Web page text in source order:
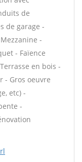
de
de garage -
-
- Faïence
en bois -
- Gros oeuvre
etc) -
-